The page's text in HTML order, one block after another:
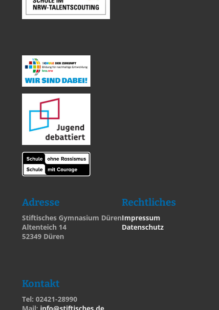
Adresse
Stiftisches Gymnasium Düren
Altenteich 14
52349 Düren
Rechtliches
Impressum
Datenschutz
Kontakt
Tel: 02421-28990